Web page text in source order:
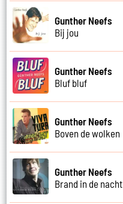
Gunther Neefs
Bij jou
Gunther Neefs
Bluf bluf
Gunther Neefs
Boven de wolken
Gunther Neefs
Brand in de nacht